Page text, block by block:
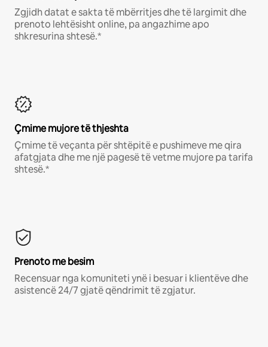
Zgjidh datat e sakta të mbërritjes dhe të largimit dhe
prenoto lehtësisht online, pa angazhime apo
shkresurina shtesë.*
Çmime mujore të thjeshta
Çmime të veçanta për shtëpitë e pushimeve me qira
afatgjata dhe me një pagesë të vetme mujore pa tarifa
shtesë.*
Prenoto me besim
Recensuar nga komuniteti ynë i besuar i klientëve dhe
asistencë 24/7 gjatë qëndrimit të zgjatur.